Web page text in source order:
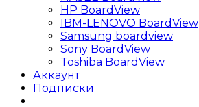
HP BoardView
IBM-LENOVO BoardView
Samsung boardview
Sony BoardView
Toshiba BoardView
Аккаунт
Подписки